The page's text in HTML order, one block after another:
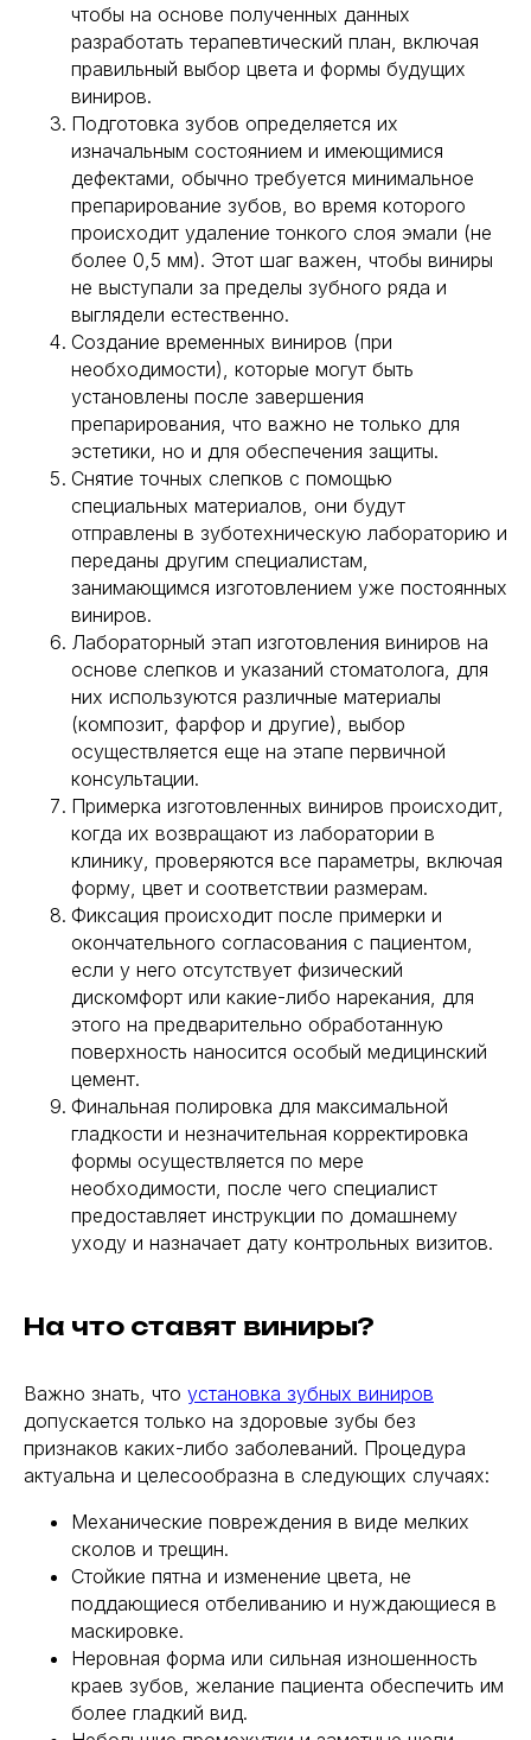
чтобы на основе полученных данных
разработать терапевтический план, включая
правильный выбор цвета и формы будущих
виниров.
Подготовка зубов определяется их
изначальным состоянием и имеющимися
дефектами, обычно требуется минимальное
препарирование зубов, во время которого
происходит удаление тонкого слоя эмали (не
более 0,5 мм). Этот шаг важен, чтобы виниры
не выступали за пределы зубного ряда и
выглядели естественно.
Создание временных виниров (при
необходимости), которые могут быть
установлены после завершения
препарирования, что важно не только для
эстетики, но и для обеспечения защиты.
Снятие точных слепков с помощью
специальных материалов, они будут
отправлены в зуботехническую лабораторию и
переданы другим специалистам,
занимающимся изготовлением уже постоянных
виниров.
Лабораторный этап изготовления виниров на
основе слепков и указаний стоматолога, для
них используются различные материалы
(композит, фарфор и другие), выбор
осуществляется еще на этапе первичной
консультации.
Примерка изготовленных виниров происходит,
когда их возвращают из лаборатории в
клинику, проверяются все параметры, включая
форму, цвет и соответствии размерам.
Фиксация происходит после примерки и
окончательного согласования с пациентом,
если у него отсутствует физический
дискомфорт или какие-либо нарекания, для
этого на предварительно обработанную
поверхность наносится особый медицинский
цемент.
Финальная полировка для максимальной
гладкости и незначительная корректировка
формы осуществляется по мере
необходимости, после чего специалист
предоставляет инструкции по домашнему
уходу и назначает дату контрольных визитов.
На что ставят виниры?
Важно знать, что установка зубных виниров
допускается только на здоровые зубы без
признаков каких-либо заболеваний. Процедура
актуальна и целесообразна в следующих случаях:
Механические повреждения в виде мелких
сколов и трещин.
Стойкие пятна и изменение цвета, не
поддающиеся отбеливанию и нуждающиеся в
маскировке.
Неровная форма или сильная изношенность
краев зубов, желание пациента обеспечить им
более гладкий вид.